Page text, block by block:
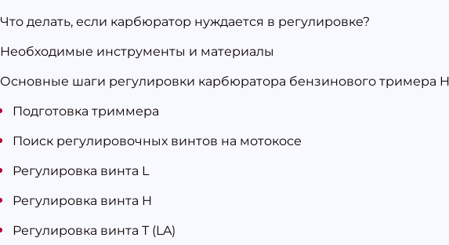
Что делать, если карбюратор нуждается в регулировке?
Необходимые инструменты и материалы
Основные шаги регулировки карбюратора бензинового тримера
Подготовка триммера
Поиск регулировочных винтов на мотокосе
Регулировка винта L
Регулировка винта H
Регулировка винта T (LA)